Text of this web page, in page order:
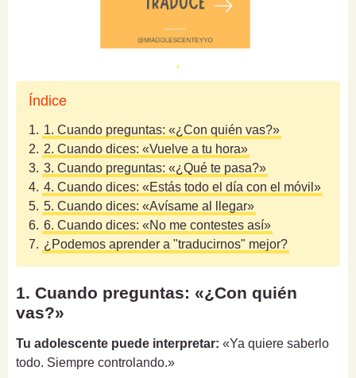
Índice
1. 1. Cuando preguntas: «¿Con quién vas?»
2. 2. Cuando dices: «Vuelve a tu hora»
3. 3. Cuando preguntas: «¿Qué te pasa?»
4. 4. Cuando dices: «Estás todo el día con el móvil»
5. 5. Cuando dices: «Avísame al llegar»
6. 6. Cuando dices: «No me contestes así»
7. ¿Podemos aprender a "traducirnos" mejor?
1. Cuando preguntas: «¿Con quién
vas?»
Tu adolescente puede interpretar: «Ya quiere saberlo
todo. Siempre controlando.»